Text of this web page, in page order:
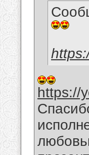
https://